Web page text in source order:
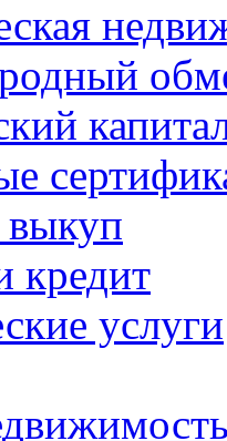
кредит
услуги